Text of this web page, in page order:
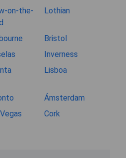
on-the-
Lothian
Bristol
Inverness
Lisboa
Ámsterdam
Cork